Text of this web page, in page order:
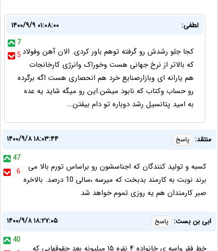
لطفی:
۱۴۰۰/۹/۹ ۰۱:۰۸:۰۰
7
5 کجا جلو رشدش رو گرفته توهم باور کردی. الان آهن وفولاد
که بالاتر از نرخ جهانی هست وخوراک وانرژی کارخانجات
هم یارانه ای وبازارصنایع خرد هم انحصاری هست اگه برگرده
رو حساب وکتاب که نابود میشن.این رو میگه شاید یه عده
به امید پتانسیل رشد دوباره تو دام بیفتن...
منتقد: پاسخ
۱۴۰۰/۹/۸ ۱۸:۰۳:۴۴
47
6
کسبه و تولید کنندگان که اجناسشون رو براساس تورم بالا می
برند نوبت به کارمند بدبخت که میرسه ،سالی 10 درصد. بالاخره
صبر کارمندان هم یه روزی تموم خواهد شد
ابی بن بست: پاسخ
۱۴۰۰/۹/۸ ۱۸:۲۷:۰۵
40
خط فقر واسه ی خانواده ۴ نفره ۱۵ میلیونه بعد حقوقهایی که